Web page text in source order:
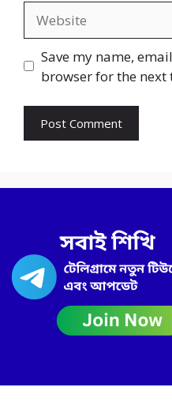
Save my name,
browser for the next